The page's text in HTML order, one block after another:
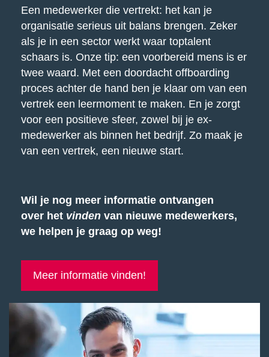
Een medewerker die vertrekt: het kan je
organisatie serieus uit balans brengen. Zeker
als je in een sector werkt waar toptalent
schaars is. Onze tip: een voorbereid mens is er
twee waard. Met een doordacht offboarding
proces achter de hand ben je klaar om van een
vertrek een leermoment te maken. En je zorgt
voor een positieve sfeer, zowel bij je ex-
medewerker als binnen het bedrijf. Zo maak je
van een vertrek, een nieuwe start.
Wil je nog meer informatie ontvangen
over het vinden van nieuwe medewerkers,
we helpen je graag op weg!
Meer informatie vinden!